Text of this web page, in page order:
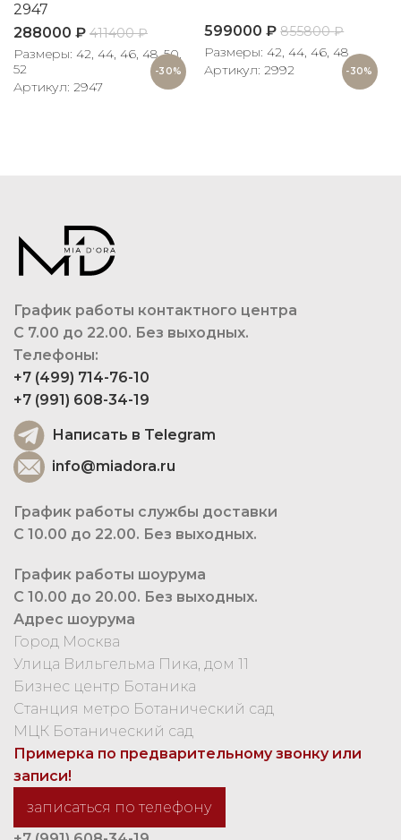
-30%
2947
288000 ₽ 411400₽
Размеры: 42, 44, 46, 48, 50,
52
Артикул: 2947
-30%
599000₽ 855800₽
Размеры: 42, 44, 46, 48
Артикул: 2992
График работы контактного центра
С 7.00 до 22.00. Без выходных.
Телефоны:
+7 (499) 714-76-10
+7 (991) 608-34-19
Написать в Telegram
info@miadora.ru
График работы службы доставки
С 10.00 до 22.00. Без выходных.
График работы шоурума
С 10.00 до 20.00. Без выходных.
Адрес шоурума
Город Москва
Улица Вильгельма Пика, дом 11
Бизнес центр Ботаника
Станция метро Ботанический сад
МЦК Ботанический сад
Примерка по предварительному звонку или
записи!
записаться по телефону